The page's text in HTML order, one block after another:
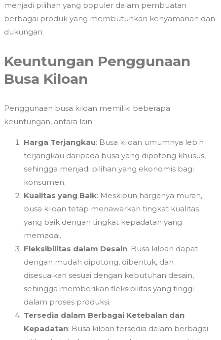
menjadi pilihan yang populer dalam pembuatan
berbagai produk yang membutuhkan kenyamanan dan
dukungan.
Keuntungan Penggunaan
Busa Kiloan
Penggunaan busa kiloan memiliki beberapa
keuntungan, antara lain:
Harga Terjangkau: Busa kiloan umumnya lebih
terjangkau daripada busa yang dipotong khusus,
sehingga menjadi pilihan yang ekonomis bagi
konsumen.
Kualitas yang Baik: Meskipun harganya murah,
busa kiloan tetap menawarkan tingkat kualitas
yang baik dengan tingkat kepadatan yang
memadai.
Fleksibilitas dalam Desain: Busa kiloan dapat
dengan mudah dipotong, dibentuk, dan
disesuaikan sesuai dengan kebutuhan desain,
sehingga memberikan fleksibilitas yang tinggi
dalam proses produksi.
Tersedia dalam Berbagai Ketebalan dan
Kepadatan: Busa kiloan tersedia dalam berbagai